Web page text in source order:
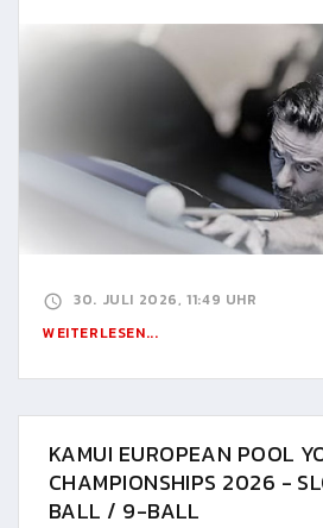
30. JULI 2026, 11:49 UHR
WEITERLESEN...
KAMUI EUROPEAN POOL
CHAMPIONSHIPS 2026 -
BALL / 9-BALL